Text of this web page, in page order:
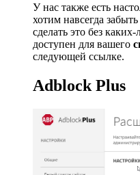
У нас также есть
хотим навсегда
сделать это без
доступен для вашего
следующей ссылке.
Adblock Plus